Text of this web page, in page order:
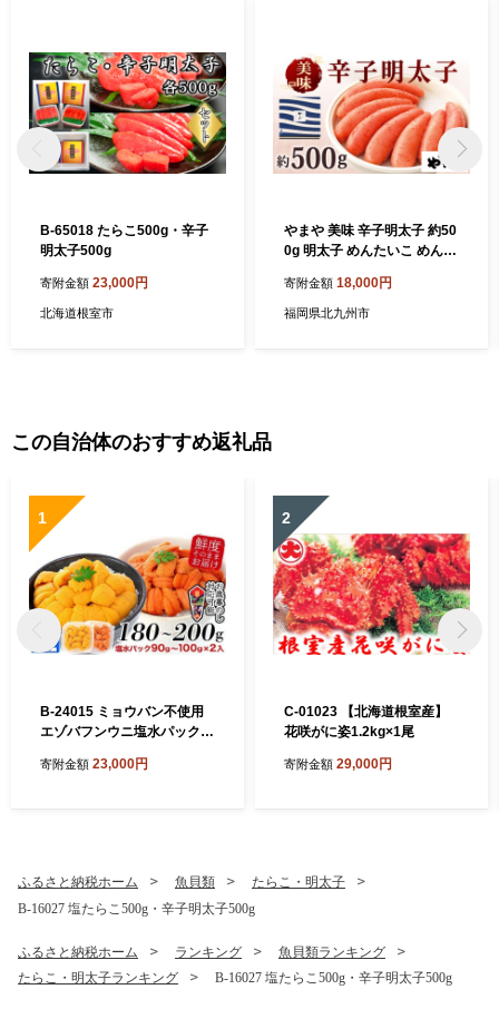
B-65018 たらこ500g・辛子
明太子500g
寄附金額 23,000円
北海道根室市
やまや 美味 辛子明太子 約50
0g 明太子 めんたいこ めんた
寄附金額 18,000円
福岡県北九州市
この自治体のおすすめ返礼品
1
B-24015 ミョウバン不使用
エゾバフンウニ塩水パック9
発送]
寄附金額 23,000円
2
C-01023 【北海道根室産】
花咲がに姿1.2kg×1尾
寄附金額 29,000円
ふるさと納税ホーム 魚貝類
たらこ・明太子
B-16027 塩たらこ500g・辛子明太子500g
ふるさと納税ホーム ランキング
魚貝類ランキング
たらこ・明太子ランキング
B-16027 塩たらこ500g・辛子明太子500g